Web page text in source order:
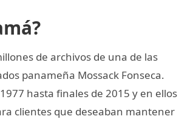
de archivos de una de las
panameña Mossack Fonseca.
hasta finales de 2015 y en ellos
clientes que deseaban mantener